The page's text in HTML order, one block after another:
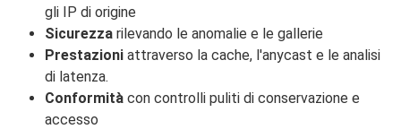
gli IP di origine
Sicurezza rilevando le anomalie e le gallerie
Prestazioni attraverso la cache, l'anycast e le analisi
di latenza.
Conformità con controlli puliti di conservazione e
accesso